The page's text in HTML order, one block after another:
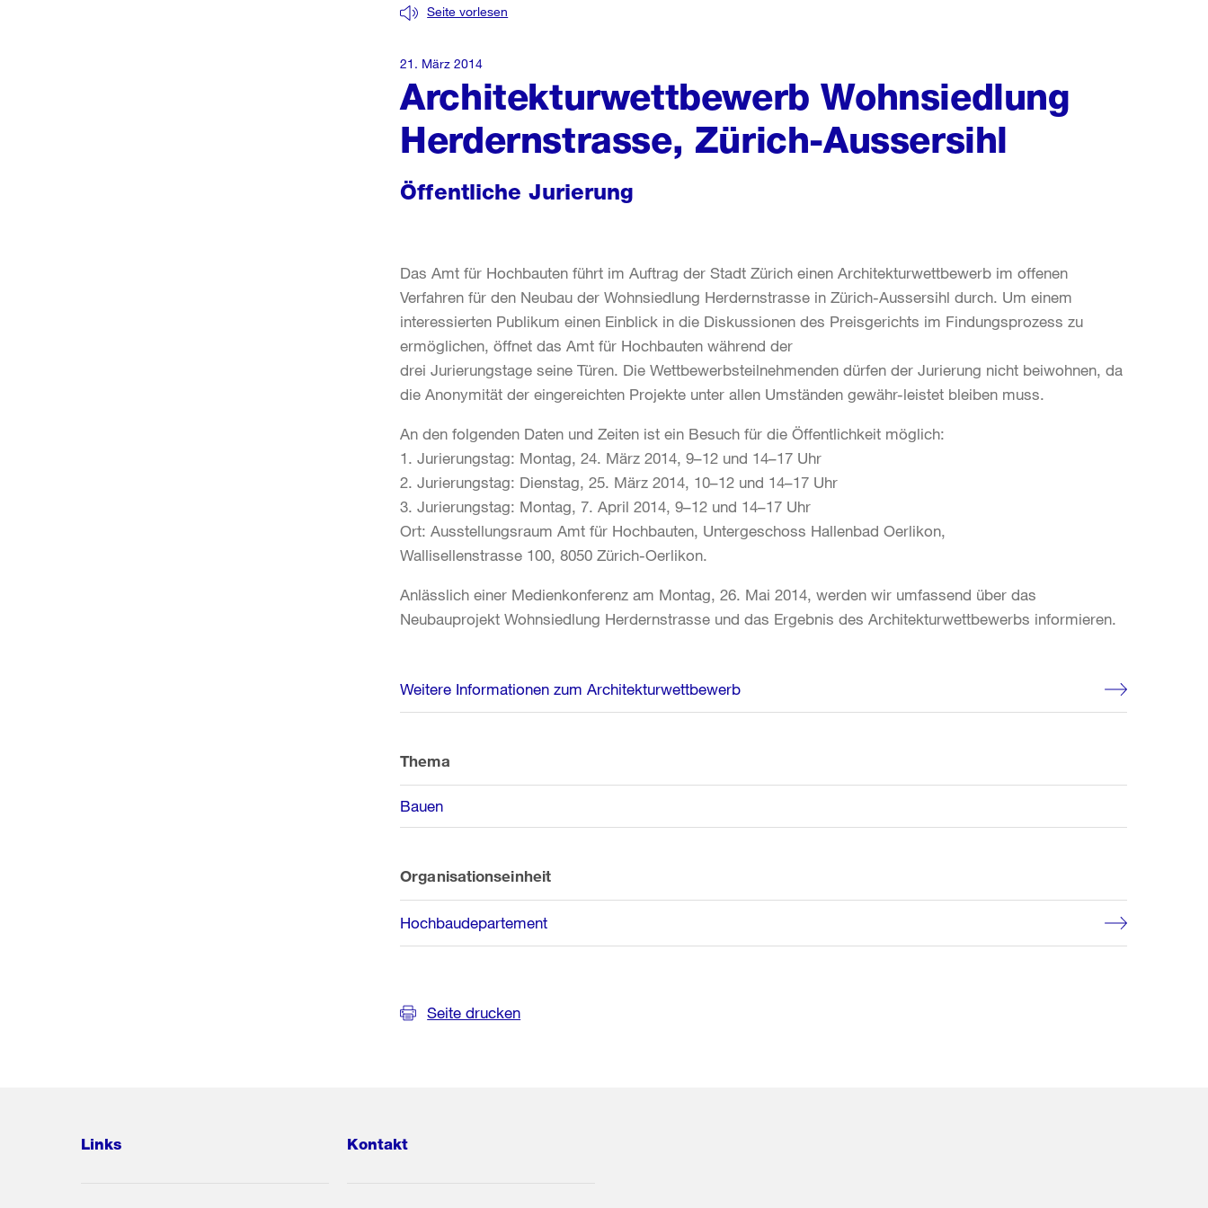
Architekturwettbewerb Wohnsiedlung
Herdernstrasse, Zürich-Aussersihl
Seite vorlesen
Öffentliche Jurierung
21. März 2014
Das Amt für Hochbauten führt im Auftrag der Stadt Zürich einen Architekturwettbewerb im offenen
Verfahren für den Neubau der Wohnsiedlung Herdernstrasse in Zürich-Aussersihl durch. Um einem
interessierten Publikum einen Einblick in die Diskussionen des Preisgerichts im Findungsprozess zu
ermöglichen, öffnet das Amt für Hochbauten während der
drei Jurierungstage seine Türen. Die Wettbewerbsteilnehmenden dürfen der Jurierung nicht beiwohnen, da
die Anonymität der eingereichten Projekte unter allen Umständen gewähr-leistet bleiben muss.
An den folgenden Daten und Zeiten ist ein Besuch für die Öffentlichkeit möglich:
1. Jurierungstag: Montag, 24. März 2014, 9–12 und 14–17 Uhr
2. Jurierungstag: Dienstag, 25. März 2014, 10–12 und 14–17 Uhr
3. Jurierungstag: Montag, 7. April 2014, 9–12 und 14–17 Uhr
Ort: Ausstellungsraum Amt für Hochbauten, Untergeschoss Hallenbad Oerlikon,
Wallisellenstrasse 100, 8050 Zürich-Oerlikon.
Anlässlich einer Medienkonferenz am Montag, 26. Mai 2014, werden wir umfassend über das
Neubauprojekt Wohnsiedlung Herdernstrasse und das Ergebnis des Architekturwettbewerbs informieren.
Weitere
Informationen
Weitere Informationen zum Architekturwettbewerb
Thema
Bauen
Organisationseinheit
Hochbaudepartement
Seite drucken
Links Kontakt